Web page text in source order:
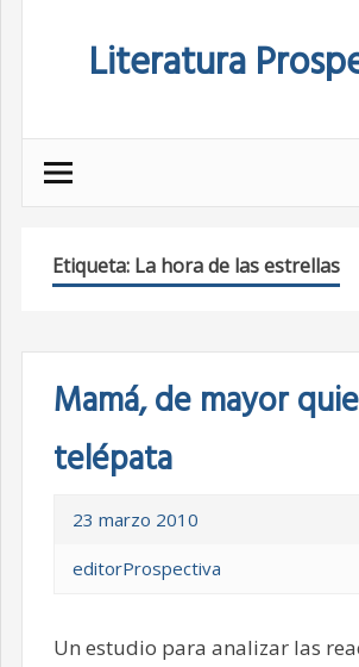
Literatura
Etiqueta: La hora de las estrellas
Mamá, de mayor
telépata
23 marzo 2010
editorProspectiva
Un estudio para analizar las